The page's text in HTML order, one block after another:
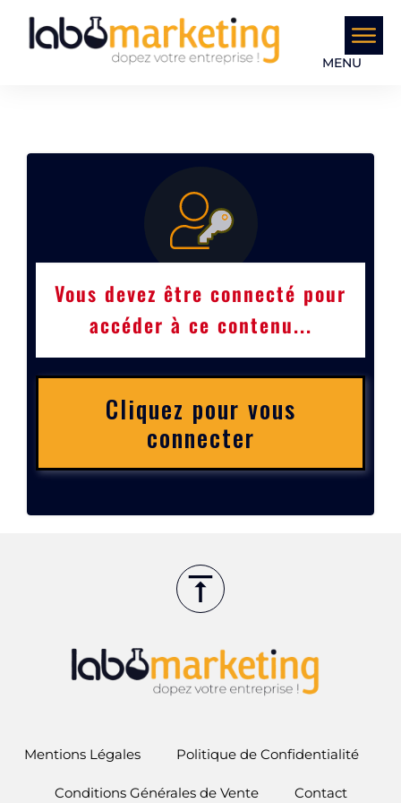
MENU
Vous devez être connecté pour
accéder à ce contenu...
Cliquez pour vous
connecter
Mentions Légales Politique de Confidentialité
Conditions Générales de Vente Contact